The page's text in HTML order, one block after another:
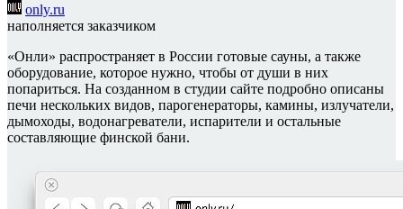
only.ru
наполняется заказчиком
«Онли» распространяет в России готовые сауны, а также
оборудование, которое нужно, чтобы от души в них
попариться. На созданном в студии сайте подробно описаны
печи нескольких видов, парогенераторы, камины, излучатели,
дымоходы, водонагреватели, испарители и остальные
составляющие финской бани.